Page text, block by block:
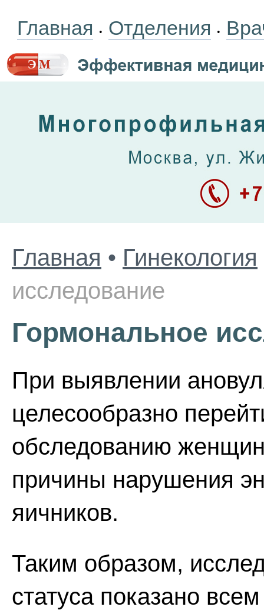
Главная • Отделения •
Главная • Гинекология
исследование
Гормональное
При выявлении
целесообразно
обследованию
причины нарушения
яичников.
Таким образом,
статуса показано